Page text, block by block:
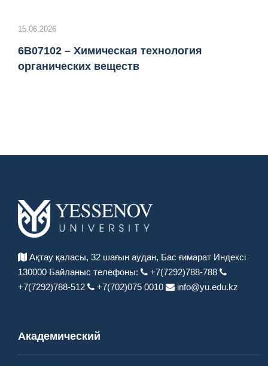
15.06.2026
6B07102 – Химическая технология
органических веществ
Ақтау қаласы, 32 шағын аудан, Бас ғимарат Индексі
130000 Байланыс телефоны:
+7(7292)788-788
+7(7292)788-512
+7(702)075 0010 info@yu.edu.kz
Академический